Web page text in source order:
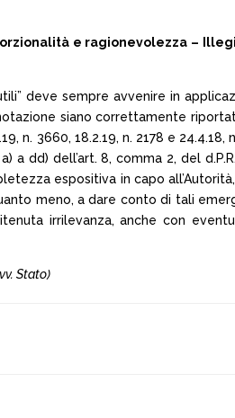
e ragionevolezza –
deve sempre avvenire in
siano correttamente
n. 3660, 18.2.19, n. 2178 e
dd) dell’art. 8, comma 2, del
espositiva in capo
meno, a dare conto di tali
irrilevanza, anche con
Stato)